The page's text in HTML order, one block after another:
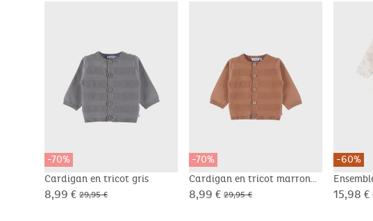
-70%
Cardigan en tricot gris
8,99 € 29,95 €
-70%
Cardigan en tricot marron
8,99 € 29,95 €
-60%
t-shirt
15,98 €